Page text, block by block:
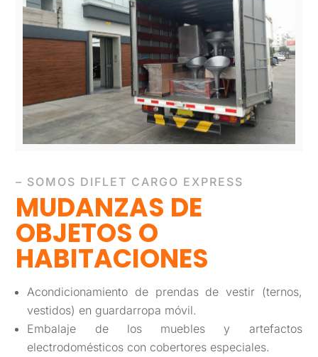
– SOMOS DIFLET CARGO EXPRESS
MUDANZAS DE
OBJETOS O
HABITACIONES
Acondicionamiento de prendas de vestir (ternos,
vestidos) en guardarropa móvil.
Embalaje de los muebles y artefactos
electrodomésticos con cobertores especiales.